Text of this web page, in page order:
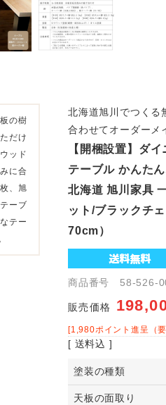
の樹
だけ
ッド
に合
、旭
ーブ
テー
北海道旭川でつくる
合わせてオーダーメ
【開梱設置】ダ
テーブル かんた
北海道 旭川家具
ット/ブラックチ
70cm）
商品番号 58-526-
販売価格
[1,980ポイント進呈（
[ 送料込 ]
塗装の種類
天板の面取り